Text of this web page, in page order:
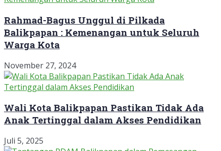
Rahmad-Bagus Unggul di Pilkada
Balikpapan : Kemenangan untuk Seluruh
Warga Kota
November 27, 2024
Wali Kota Balikpapan Pastikan Tidak Ada
Anak Tertinggal dalam Akses Pendidikan
Juli 5, 2025